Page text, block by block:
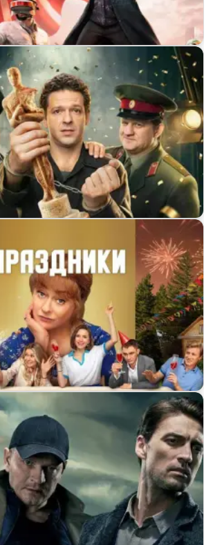
на Prime Video: дата выхода, постер и о
чём будет финал
сериала «Мотай!» на ТНТ и будет ли
он вообще?
«Праздники» и когда ждать новые
серии